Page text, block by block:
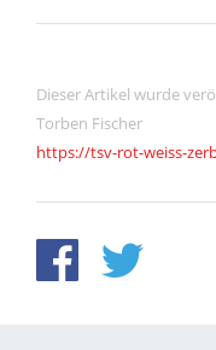
Dieser Artikel wurde
Torben Fischer
https://tsv-rot-weiss-